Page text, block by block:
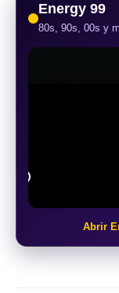
Energy 99
80s, 90s, 00s y
Abrir